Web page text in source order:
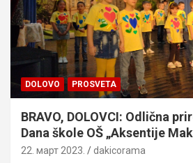
DOLOVO PROSVETA
BRAVO, DOLOVCI: Odlična
Dana škole OŠ „Aksentije
22. март 2023. dakicorama